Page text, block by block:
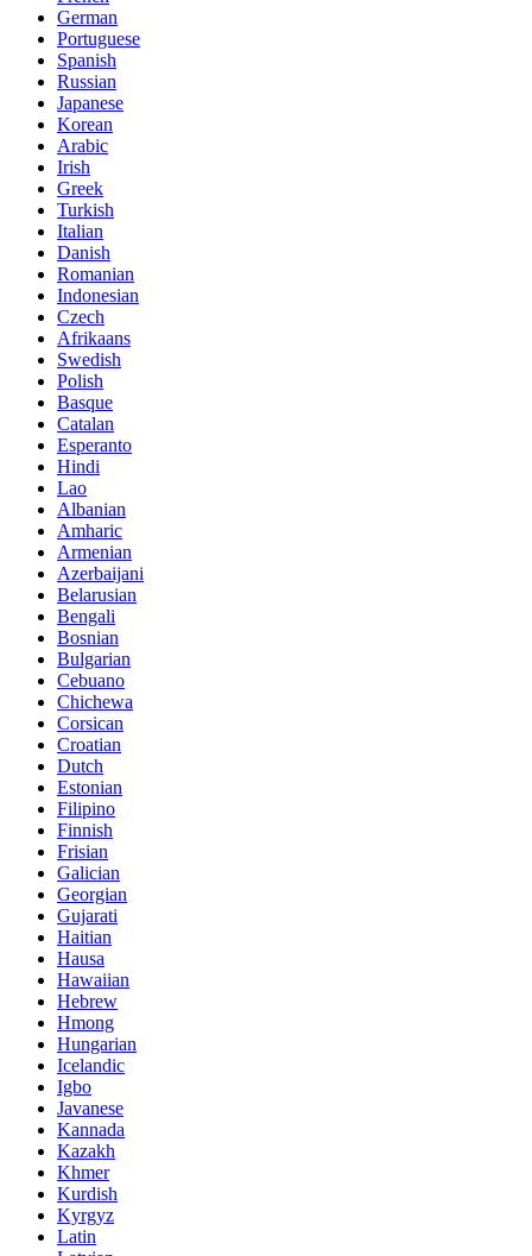
German
Portuguese
Spanish
Russian
Japanese
Korean
Arabic
Irish
Greek
Turkish
Italian
Danish
Romanian
Indonesian
Czech
Afrikaans
Swedish
Polish
Basque
Catalan
Esperanto
Hindi
Lao
Albanian
Amharic
Armenian
Azerbaijani
Belarusian
Bengali
Bosnian
Bulgarian
Cebuano
Chichewa
Corsican
Croatian
Dutch
Estonian
Filipino
Finnish
Frisian
Galician
Georgian
Gujarati
Haitian
Hausa
Hawaiian
Hebrew
Hmong
Hungarian
Icelandic
Igbo
Javanese
Kannada
Kazakh
Khmer
Kurdish
Kyrgyz
Latin